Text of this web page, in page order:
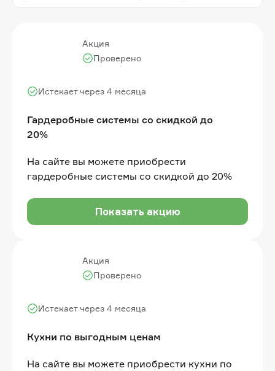
Акция
Гардеробные системы со скидкой до
20%
Истекает через 4 месяца
Проверено
На сайте вы можете приобрести
гардеробные системы со скидкой до 20%
Показать акцию
Акция
Кухни по выгодным ценам
Истекает через 4 месяца
Проверено
На сайте вы можете приобрести кухни по